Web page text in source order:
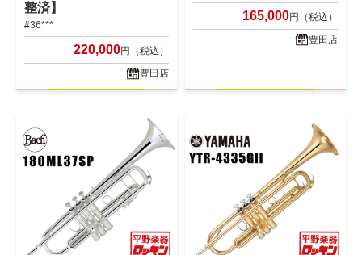
整済】
#36***
220,000円（税込）
豊田店
165,000円（税込）
豊田店